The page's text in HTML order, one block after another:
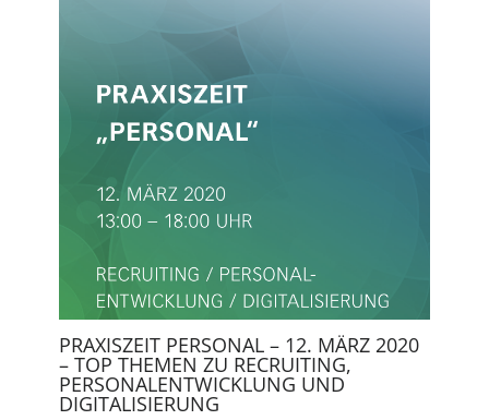
PRAXISZEIT PERSONAL – 12. MÄRZ 2020
– TOP THEMEN ZU RECRUITING,
PERSONALENTWICKLUNG UND
DIGITALISIERUNG